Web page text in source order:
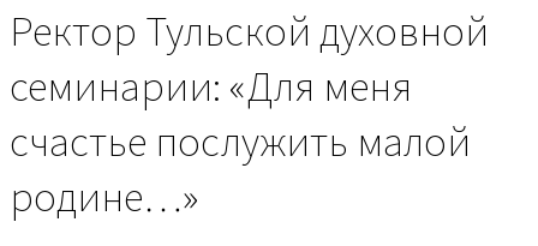
Ректор Тульской духовной
семинарии: «Для меня
счастье послужить малой
родине…»